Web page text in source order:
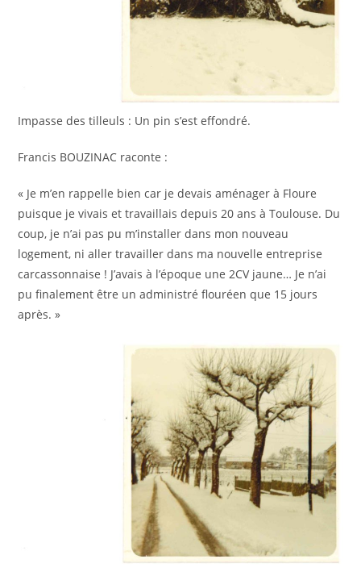
Impasse des tilleuls : Un pin s’est effondré.
Francis BOUZINAC raconte :
« Je m’en rappelle bien car je devais aménager à Floure
puisque je vivais et travaillais depuis 20 ans à Toulouse. Du
coup, je n’ai pas pu m’installer dans mon nouveau
logement, ni aller travailler dans ma nouvelle entreprise
carcassonnaise ! J’avais à l’époque une 2CV jaune… Je n’ai
pu finalement être un administré flouréen que 15 jours
après. »